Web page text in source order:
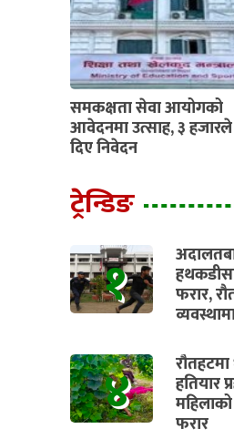
समकक्षता सेवा आयोगको
आवेदनमा उत्साह, ३ हजारले
दिए निवेदन
ट्रेन्डिङ
१ फरार,
४ रौतहटमा
हतियार
फरार